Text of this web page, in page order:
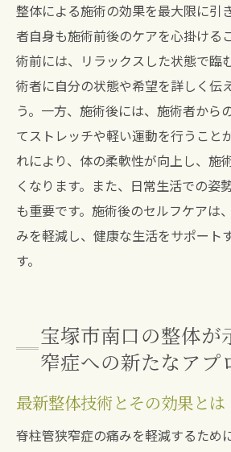
整体による施術の効果を最大限に引
者自身も施術前後のケアを心掛ける
術前には、リラックスした状態で臨
術者に自分の状態や希望を詳しく伝
う。一方、施術後には、施術者から
てストレッチや軽い運動を行うこと
れにより、体の柔軟性が向上し、施
くなります。また、日常生活での姿
も重要です。施術後のセルフケアは
みを軽減し、健康な生活をサポート
す。
宝塚市南口の整体が
窄症への新たなアプ
最新整体技術とその効果とは
脊柱管狭窄症の痛みを軽減するため